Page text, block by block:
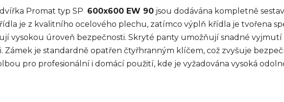
Promat typ SP 600x600 EW 90 jsou dodávána kompletně
je z kvalitního ocelového plechu, zatímco výplň křídla je tvořena
vysokou úroveň bezpečnosti. Skryté panty umožňují snadné
Zámek je standardně opatřen čtyřhranným klíčem, což zvyšuje
pro profesionální i domácí použití, kde je vyžadována vysoká